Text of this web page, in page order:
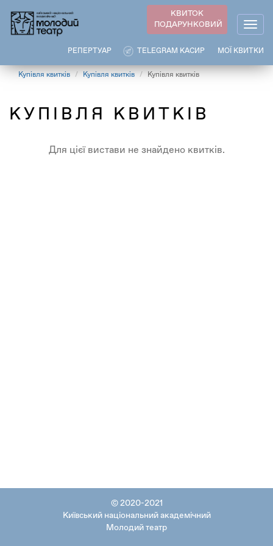
основного
КВИТОК
ПОДАРУНКОВИЙ
МОЇ КВИТКИ
TELEGRAM КАСИР
РЕПЕРТУАР
Купівля квитків Купівля квитків Купівля квитків
КУПІВЛЯ КВИТКІВ
Для цієї вистави не знайдено квитків.
© 2020-2021
Київський національний академічний
Молодий театр